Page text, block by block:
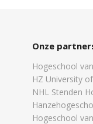
Onze
Hogeschool
HZ University
NHL Stenden
Hogeschool